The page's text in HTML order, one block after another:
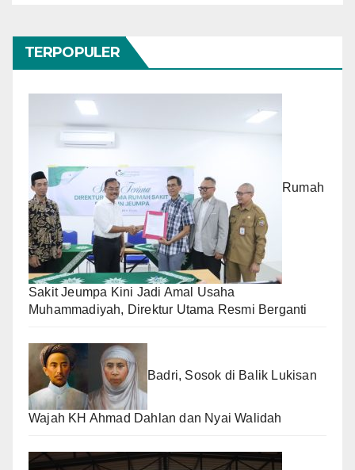
TERPOPULER
Rumah
Sakit Jeumpa Kini Jadi Amal Usaha
Muhammadiyah, Direktur Utama Resmi Berganti
Badri, Sosok di Balik Lukisan
Wajah KH Ahmad Dahlan dan Nyai Walidah